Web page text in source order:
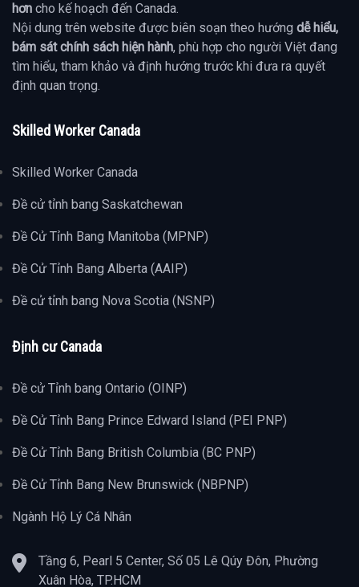
hơn cho kế hoạch đến Canada.
Nội dung trên website được biên soạn theo hướng dễ hiểu,
bám sát chính sách hiện hành, phù hợp cho người Việt đang
tìm hiểu, tham khảo và định hướng trước khi đưa ra quyết
định quan trọng.
Skilled Worker Canada
Skilled Worker Canada
Đề cử tỉnh bang Saskatchewan
Đề Cử Tỉnh Bang Manitoba (MPNP)
Đề Cử Tỉnh Bang Alberta (AAIP)
Đề cử tỉnh bang Nova Scotia (NSNP)
Định cư Canada
Đề cử Tỉnh bang Ontario (OINP)
Đề Cử Tỉnh Bang Prince Edward Island (PEI PNP)
Đề Cử Tỉnh Bang British Columbia (BC PNP)
Đề Cử Tỉnh Bang New Brunswick (NBPNP)
Ngành Hộ Lý Cá Nhân
Tầng 6, Pearl 5 Center, Số 05 Lê Qúy Đôn, Phường
Xuân Hòa, TP.HCM